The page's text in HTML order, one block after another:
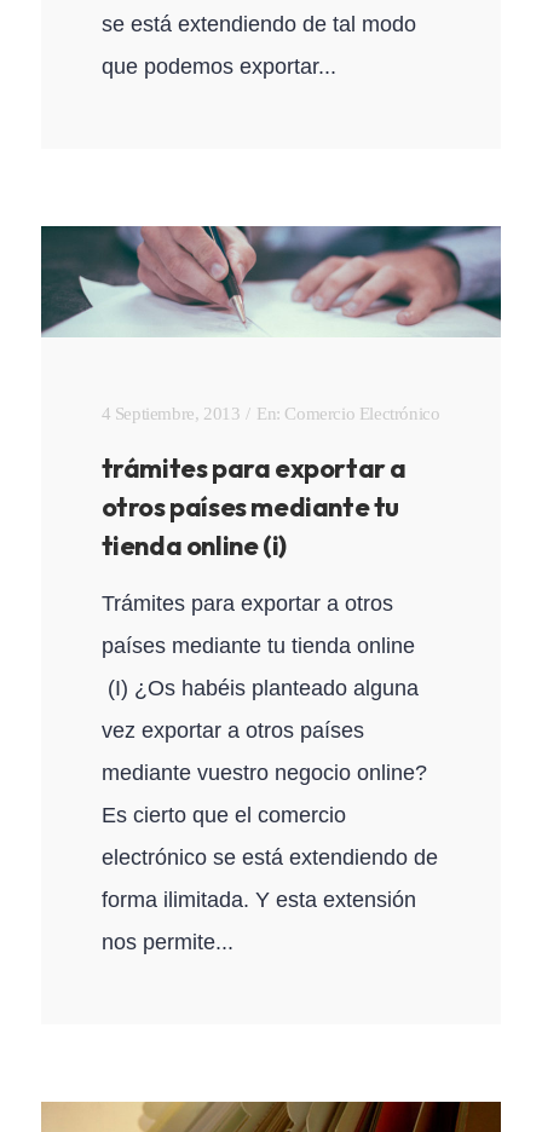
se está extendiendo de tal modo
que podemos exportar...
4 Septiembre, 2013 En: Comercio Electrónico
trámites para exportar a
otros países mediante tu
tienda online (i)
Trámites para exportar a otros
países mediante tu tienda online
(I) ¿Os habéis planteado alguna
vez exportar a otros países
mediante vuestro negocio online?
Es cierto que el comercio
electrónico se está extendiendo de
forma ilimitada. Y esta extensión
nos permite...